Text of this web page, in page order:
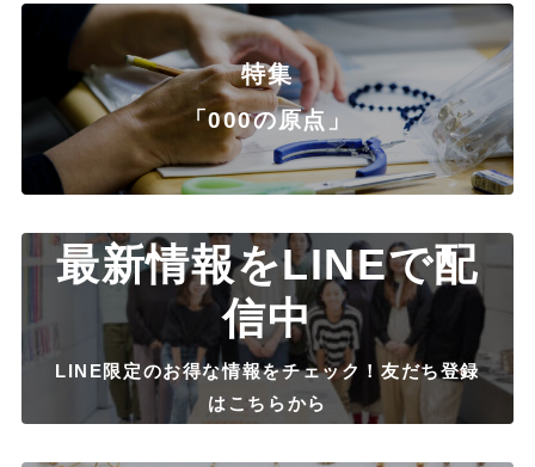
特集
「000の原点」
最新情報をLINEで配
信中
LINE限定のお得な情報をチェック！友だち登録
はこちらから